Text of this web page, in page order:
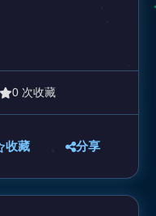
0 次收藏
收藏 分享